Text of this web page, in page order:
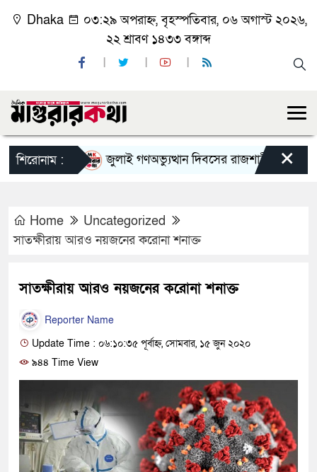
Dhaka
০৩:২৯ অপরাহ্ন, বৃহস্পতিবার, ০৬ অগাস্ট ২০২৬,
২২ শ্রাবণ ১৪৩৩ বঙ্গাব্দ
শিরোনাম : জুলাই গণঅভ্যুত্থান দিবসের রাজশাহী মহানগর×
Home
Uncategorized
সাতক্ষীরায় আরও নয়জনের করোনা শনাক্ত
সাতক্ষীরায় আরও নয়জনের করোনা শনাক্ত
Reporter Name
Update Time : ০৬:১০:৩৫ পূর্বাহ্ন, সোমবার, ১৫ জুন ২০২০
৯৪৪ Time View